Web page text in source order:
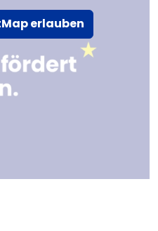
erlauben